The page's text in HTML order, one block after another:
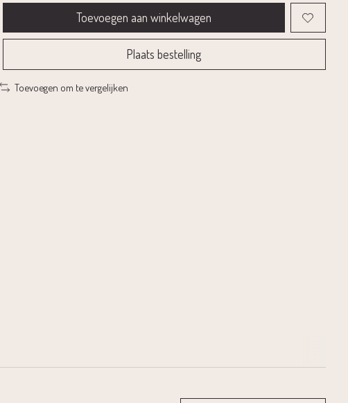
Toevoegen aan winkelwagen
Plaats bestelling
Toevoegen om te vergelijken